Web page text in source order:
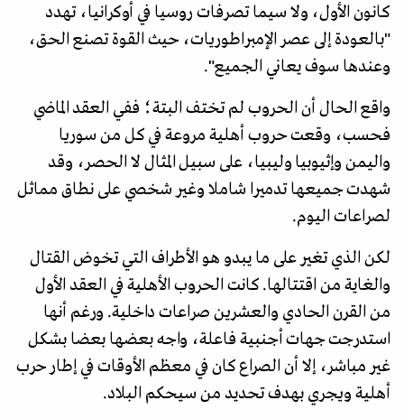
كانون الأول، ولا سيما تصرفات روسيا في أوكرانيا، تهدد
"بالعودة إلى عصر الإمبراطوريات، حيث القوة تصنع الحق،
وعندها سوف يعاني الجميع".
واقع الحال أن الحروب لم تختف البتة؛ ففي العقد الماضي
فحسب، وقعت حروب أهلية مروعة في كل من سوريا
واليمن وإثيوبيا وليبيا، على سبيل المثال لا الحصر، وقد
شهدت جميعها تدميرا شاملا وغير شخصي على نطاق مماثل
لصراعات اليوم.
لكن الذي تغير على ما يبدو هو الأطراف التي تخوض القتال
والغاية من اقتتالها. كانت الحروب الأهلية في العقد الأول
من القرن الحادي والعشرين صراعات داخلية. ورغم أنها
استدرجت جهات أجنبية فاعلة، واجه بعضها بعضا بشكل
غير مباشر، إلا أن الصراع كان في معظم الأوقات في إطار حرب
أهلية ويجري بهدف تحديد من سيحكم البلاد.